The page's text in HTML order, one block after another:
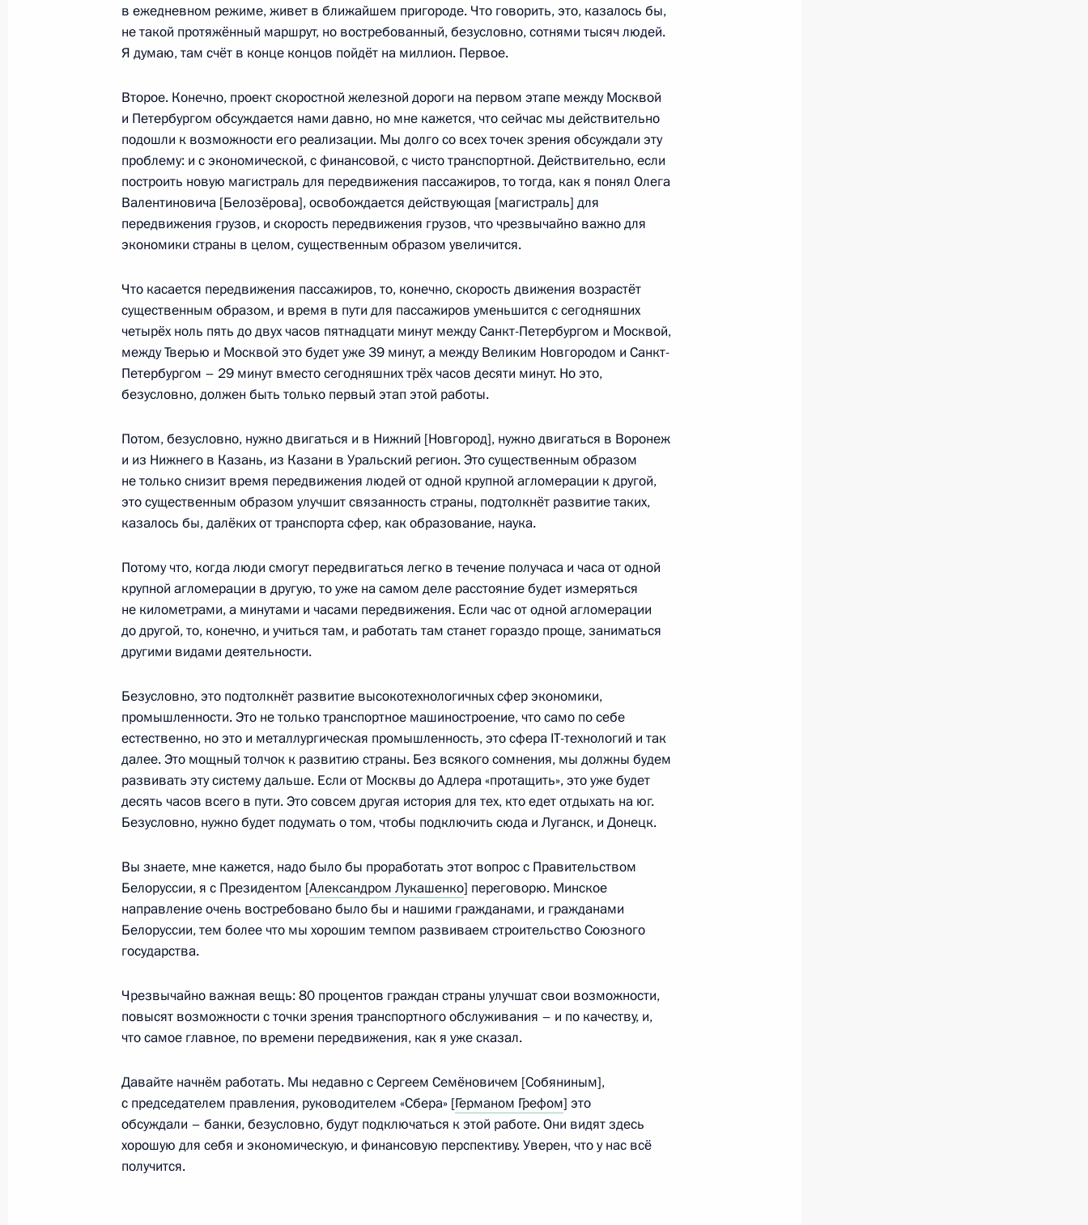
Внесены изменения в распоряжение Президента
«О дополнительных мерах социальной поддержки
военнослужащих и членов их семей»
Открытие объектов транспортной инфраструктуры
13 декабря 2022 года, 14:45
суда Московской области
5 декабря 2022 года, 13:40
Открытие участков автодорог М-12, М-5 и кольцевой дороги
вокруг Екатеринбурга
8 сентября 2022 года, 16:35
Посещение военно-патриотического парка «Патриот»
Внесено уточнение в порядок использования бюджетных
ассигнований дорожного фонда Московской области
14 июля 2022 года, 21:10
Встреча с губернатором Московской области Андреем
Воробьёвым
11 июля 2022 года, 13:45
Упразднены Протвинский и Пущинский городские суды
Московской области
30 декабря 2021 года, 15:50
Воробьёвым
Показать предыдущие материалы
в ежедневном режиме, живет в ближайшем пригороде. Что говорить, это, казалось бы,
не такой протяжённый маршрут, но востребованный, безусловно, сотнями тысяч людей.
Я думаю, там счёт в конце концов пойдёт на миллион. Первое.
Второе. Конечно, проект скоростной железной дороги на первом этапе между Москвой
и Петербургом обсуждается нами давно, но мне кажется, что сейчас мы действительно
подошли к возможности его реализации. Мы долго со всех точек зрения обсуждали эту
проблему: и с экономической, с финансовой, с чисто транспортной. Действительно, если
построить новую магистраль для передвижения пассажиров, то тогда, как я понял Олега
Валентиновича [Белозёрова], освобождается действующая [магистраль] для
передвижения грузов, и скорость передвижения грузов, что чрезвычайно важно для
экономики страны в целом, существенным образом увеличится.
Что касается передвижения пассажиров, то, конечно, скорость движения возрастёт
существенным образом, и время в пути для пассажиров уменьшится с сегодняшних
четырёх ноль пять до двух часов пятнадцати минут между Санкт-Петербургом и Москвой,
между Тверью и Москвой это будет уже 39 минут, а между Великим Новгородом и Санкт-
Петербургом – 29 минут вместо сегодняшних трёх часов десяти минут. Но это,
безусловно, должен быть только первый этап этой работы.
Потом, безусловно, нужно двигаться и в Нижний [Новгород], нужно двигаться в Воронеж
и из Нижнего в Казань, из Казани в Уральский регион. Это существенным образом
не только снизит время передвижения людей от одной крупной агломерации к другой,
это существенным образом улучшит связанность страны, подтолкнёт развитие таких,
казалось бы, далёких от транспорта сфер, как образование, наука.
Потому что, когда люди смогут передвигаться легко в течение получаса и часа от одной
крупной агломерации в другую, то уже на самом деле расстояние будет измеряться
не километрами, а минутами и часами передвижения. Если час от одной агломерации
до другой, то, конечно, и учиться там, и работать там станет гораздо проще, заниматься
другими видами деятельности.
Безусловно, это подтолкнёт развитие высокотехнологичных сфер экономики,
промышленности. Это не только транспортное машиностроение, что само по себе
естественно, но это и металлургическая промышленность, это сфера IT-технологий и так
далее. Это мощный толчок к развитию страны. Без всякого сомнения, мы должны будем
развивать эту систему дальше. Если от Москвы до Адлера «протащить», это уже будет
десять часов всего в пути. Это совсем другая история для тех, кто едет отдыхать на юг.
Безусловно, нужно будет подумать о том, чтобы подключить сюда и Луганск, и Донецк.
Вы знаете, мне кажется, надо было бы проработать этот вопрос с Правительством
Белоруссии, я с Президентом [Александром Лукашенко] переговорю. Минское
направление очень востребовано было бы и нашими гражданами, и гражданами
Белоруссии, тем более что мы хорошим темпом развиваем строительство Союзного
государства.
Чрезвычайно важная вещь: 80 процентов граждан страны улучшат свои возможности,
повысят возможности с точки зрения транспортного обслуживания – и по качеству, и,
что самое главное, по времени передвижения, как я уже сказал.
Давайте начнём работать. Мы недавно с Сергеем Семёновичем [Собяниным],
с председателем правления, руководителем «Сбера» [Германом Грефом] это
обсуждали – банки, безусловно, будут подключаться к этой работе. Они видят здесь
хорошую для себя и экономическую, и финансовую перспективу. Уверен, что у нас всё
получится.